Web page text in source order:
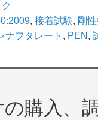
, 接着試験, 剛
ナフタレート , PEN ,
の購入、